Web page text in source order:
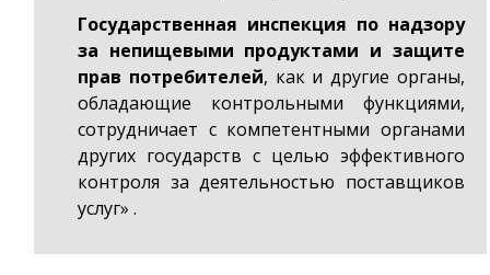
Государственная инспекция по надзору
за непищевыми продуктами и защите
прав потребителей, как и другие органы,
обладающие контрольными функциями,
сотрудничает с компетентными органами
других государств с целью эффективного
контроля за деятельностью поставщиков
услуг» .